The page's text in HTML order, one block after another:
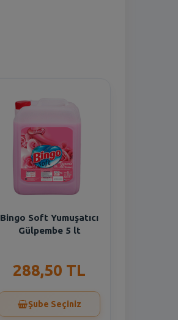
Bingo Soft Yumuşatıcı
Gülpembe 5 lt
288,50 TL
Şube Seçiniz